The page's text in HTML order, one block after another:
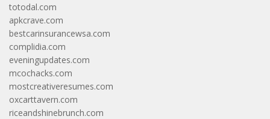
totodal.com
apkcrave.com
bestcarinsurancewsa.com
complidia.com
eveningupdates.com
mcochacks.com
mostcreativeresumes.com
oxcarttavern.com
riceandshinebrunch.com